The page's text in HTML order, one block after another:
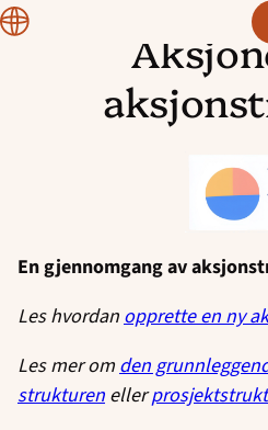
CRM
manual
En gjennomgang av
Les hvordanopprette en ny
Les mer omden
strukturen eller